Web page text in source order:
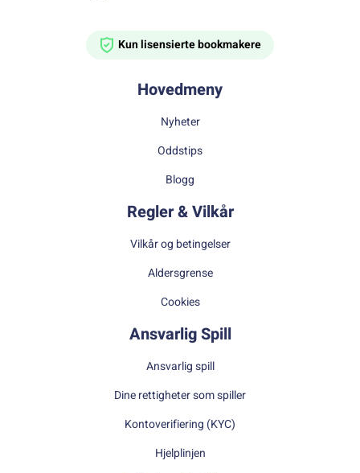
Kun lisensierte bookmakere
Hovedmeny
Nyheter
Oddstips
Blogg
Regler & Vilkår
Vilkår og betingelser
Aldersgrense
Cookies
Ansvarlig Spill
Ansvarlig spill
Dine rettigheter som spiller
Kontoverifiering (KYC)
Hjelplinjen